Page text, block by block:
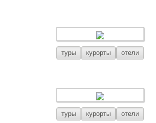
туры курорты отели
туры курорты отели